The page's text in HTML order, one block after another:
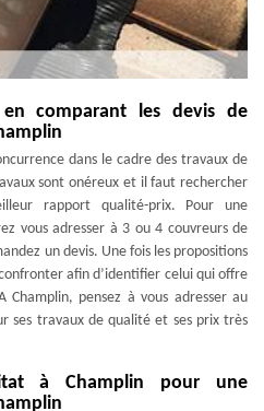
comparant les devis de
dans le cadre des travaux de
sont onéreux et il faut rechercher
rapport qualité-prix. Pour une
vous adresser à 3 ou 4 couvreurs de
un devis. Une fois les propositions
afin d’identifier celui qui offre
pensez à vous adresser au
ses travaux de qualité et ses prix très
à Champlin pour une